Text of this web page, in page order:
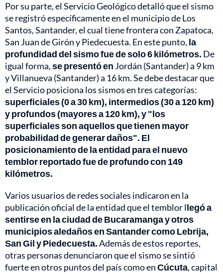
Por su parte, el Servicio Geológico detalló que el sismo
se registró específicamente en el municipio de Los
Santos, Santander, el cual tiene frontera con Zapatoca,
San Juan de Girón y Piedecuesta. En este punto, la
profundidad del sismo fue de solo 6 kilómetros. De
igual forma,se presentó en Jordán (Santander) a 9 km
y Villanueva (Santander) a 16 km. Se debe destacar que
el Servicio posiciona los sismos en tres categorías:
superficiales (0 a 30 km), intermedios (30 a 120 km)
y profundos (mayores a 120 km), y "los
superficiales son aquellos que tienen mayor
probabilidad de generar daños". El
posicionamiento de la entidad para el nuevo
temblor reportado fue de profundo con 149
kilómetros.
Varios usuarios de redes sociales indicaron en la
publicación oficial de la entidad que el temblor llegó a
sentirse en la ciudad de Bucaramanga y otros
municipios aledaños en Santander como Lebrija,
San Gil y Piedecuesta.Además de estos reportes,
otras personas denunciaron que el sismo se sintió
fuerte en otros puntos del país como enCúcuta, capital